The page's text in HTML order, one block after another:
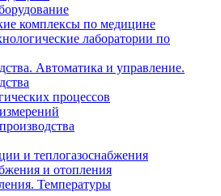
комплексы по медицине
лаборатории по
Автоматика и управление.
процессов
и теплогазоснабжения
и отопления
Температуры